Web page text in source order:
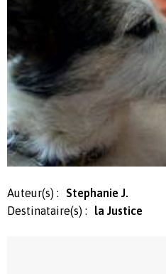
Auteur(s) :
Stephanie J.
Destinataire(s) :
la Justice